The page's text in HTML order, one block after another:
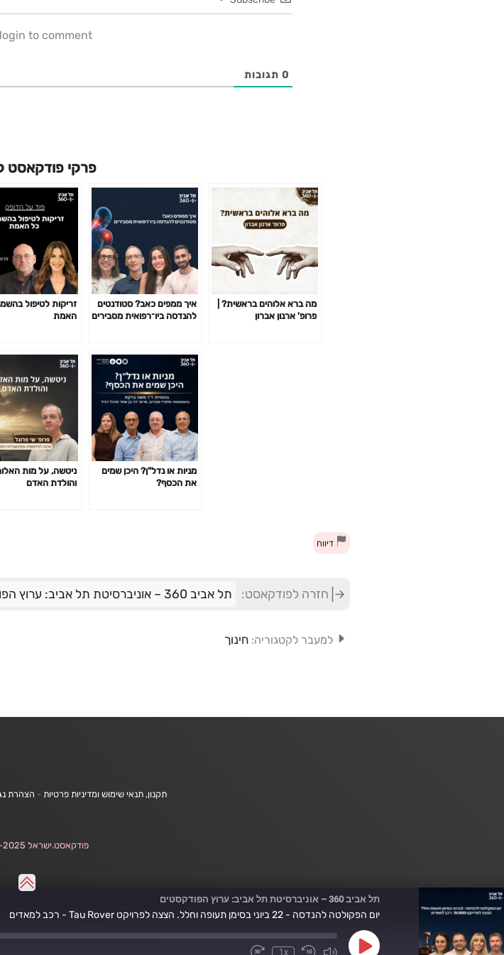
תל אביב 360 – אוניברסיטת תל אביב: ערוץ הפודקסטים
יום הפקולטה להנדסה - 22 ביוני בסימן תעופה וחלל. הצצה לפרויקט Tau Rover - רכב למאדים
Play
1x
to comment
0 תגובות
פרקי פודקאסט
מה ברא אלוהים בראשית? |
פרופ' ארנון אברון
איך ממפים כאב? סטודנטים
להנדסה ביו־רפואית מסבירים
זריקות לטיפול
האמת
מניות או נדל"ן? היכן שמים
את הכסף?
ניטשה, על מות
והולדת האדם
דיווח
חזרה לפודקאסט: תל אביב 360 – אוניברסיטת תל אביב: ערוץ הפודקסטים
למעבר לקטגוריה: חינוך
תקנון, תנאי שימוש ומדיניות פרטיות - הצהרת
פודקאסט.ישראל 2023-2025 ©